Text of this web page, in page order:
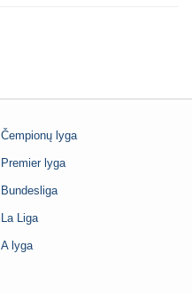
Čempionų lyga
Premier lyga
Bundesliga
La Liga
A lyga